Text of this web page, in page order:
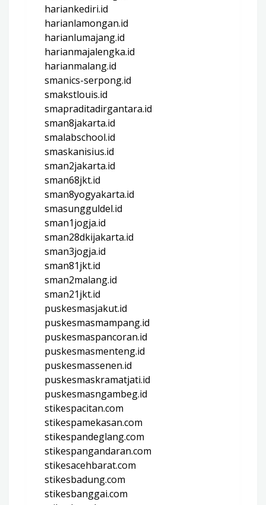
hariankediri.id
harianlamongan.id
harianlumajang.id
harianmajalengka.id
harianmalang.id
smanics-serpong.id
smakstlouis.id
smapraditadirgantara.id
sman8jakarta.id
smalabschool.id
smaskanisius.id
sman2jakarta.id
sman68jkt.id
sman8yogyakarta.id
smasungguldel.id
sman1jogja.id
sman28dkijakarta.id
sman3jogja.id
sman81jkt.id
sman2malang.id
sman21jkt.id
puskesmasjakut.id
puskesmasmampang.id
puskesmaspancoran.id
puskesmasmenteng.id
puskesmassenen.id
puskesmaskramatjati.id
puskesmasngambeg.id
stikespacitan.com
stikespamekasan.com
stikespandeglang.com
stikespangandaran.com
stikesacehbarat.com
stikesbadung.com
stikesbanggai.com